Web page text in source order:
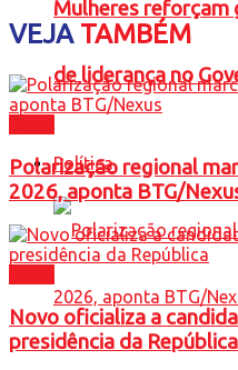
Mulheres reforçam
de liderança no
Política
VEJATAMBÉM
Polarização regional
2026, aponta BTG/
Novo oficializa a
presidência da República